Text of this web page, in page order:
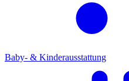
Baby- & Kinderausstattung